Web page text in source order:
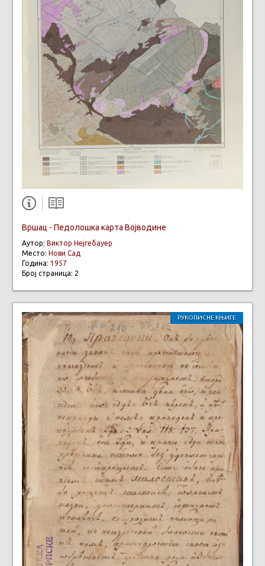
Вршац - Педолошка карта Војводине
Аутор: Виктор Нејгебауер
Место: Нови Сад
Година: 1957
Број страница: 2
РУКОПИСНЕ КЊИГЕ